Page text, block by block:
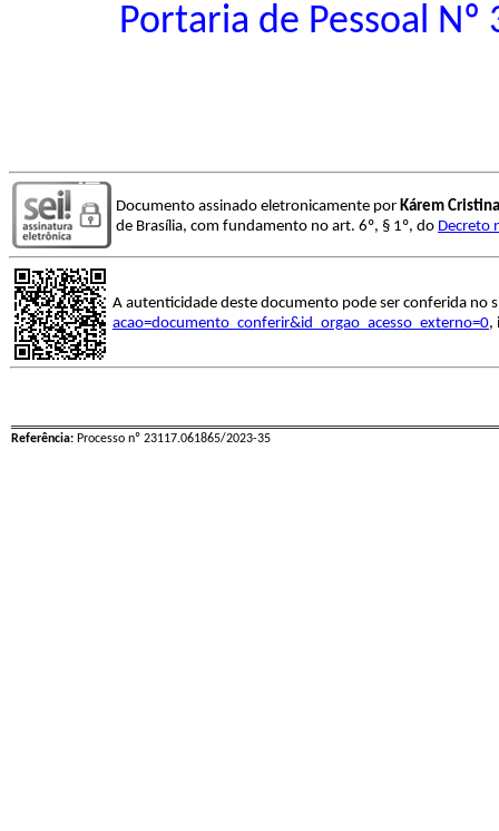
Portaria de Pessoal
Documento assinado eletronicamente por Kárem
de Brasília, com fundamento no art. 6º, § 1º, do Decreto
A autenticidade deste documento pode ser conferida no
acao=documento_conferir&id_orgao_acesso_externo=0,
Referência: Processo nº 23117.061865/2023-35